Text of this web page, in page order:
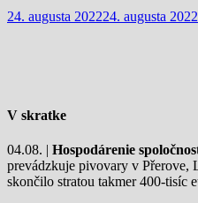
24. augusta 202224. augusta 2022
V skratke
04.08. | Hospodárenie
prevádzkuje pivovary v Přerove,
skončilo stratou takmer 400-tisíc